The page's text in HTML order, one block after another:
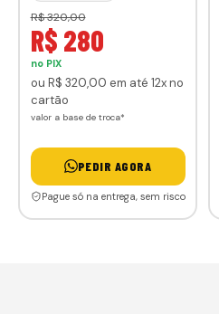
R$ 320,00
R$ 280
no PIX
ou R$ 320,00 em até 12x no
cartão
valor a base de troca*
PEDIR AGORA
Pague só na entrega, sem risco